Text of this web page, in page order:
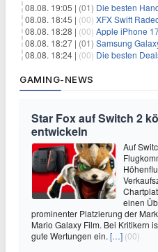
08.08. 19:05 | (01) Die besten Handyverträge
08.08. 18:45 | (00) XFX Swift Radeon RX
08.08. 18:28 | (00) Apple iPhone 17 256GB +
08.08. 18:27 | (01) Samsung Galaxy S26 Ultra
08.08. 18:24 | (00) Die besten
GAMING-NEWS
Star Fox auf Switch 2
entwickeln
Auf
einen
prominenter Platzierung der
Mario Galaxy Film. Bei Kritikern
gute Wertungen ein. […] (00)